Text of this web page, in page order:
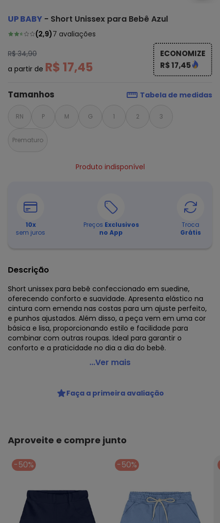
UP BABY - Short Unissex para Bebê Azul
(2,9)7 avaliações
R$ 34,90
a partir de R$ 17,45
ECONOMIZE
R$ 17,45
Tamanhos Tabela de medidas
RN P M G 1 2 3
Prematuro
Produto indisponível
10x
sem juros
Preços Exclusivos
no App
Troca
Grátis
Descrição
Short unissex para bebê confeccionado em suedine,
oferecendo conforto e suavidade. Apresenta elástico na
cintura com emenda nas costas para um ajuste perfeito,
e punhos ajustados. Além disso, a peça vem em uma cor
básica e lisa, proporcionando estilo e facilidade para
combinar com outras roupas. Ideal para garantir o
conforto e a praticidade no dia a dia do bebê.
Up Baby - Short Unissex para Bebê Azul
Modelagem: Justa
Comprimento: Curto
82.663.337/0001-43
Feito: no Brasil
Cuidados para conservação do produto: *TEMPERATURA
MAX DE LAVAGEM 40ºC LAVAR COM CORES SEMELHANTES
EXAUSTÃO MAX 60ºC *TEMPERATURA MAX DA BASE DO FERRO
DE 200ºC *NÃO LIMPAR A SECO.
Tecido: Suedine
Composição: 100% algodão
...Ver mais
Faça a primeira avaliação
Aproveite e compre junto
-50% -50%